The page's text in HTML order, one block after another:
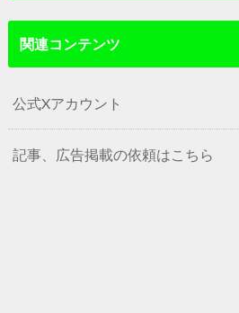
関連コンテンツ
公式Xアカウント
記事、広告掲載の依頼はこちら